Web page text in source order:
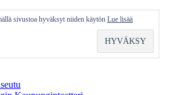
sivustoa hyväksyt niiden käytön Lue lisää